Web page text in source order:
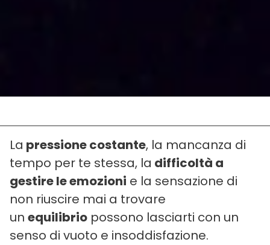
La pressione costante, la mancanza di
tempo per te stessa, la difficoltà a
gestire le emozioni e la sensazione di
non riuscire mai a trovare
un equilibrio possono lasciarti con un
senso di vuoto e insoddisfazione.